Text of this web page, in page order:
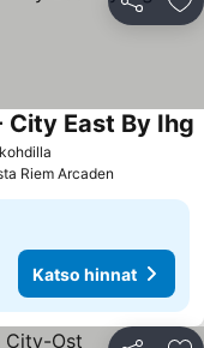
Jaa
City East By Ihg
Riem Arcaden
Katso hinnat